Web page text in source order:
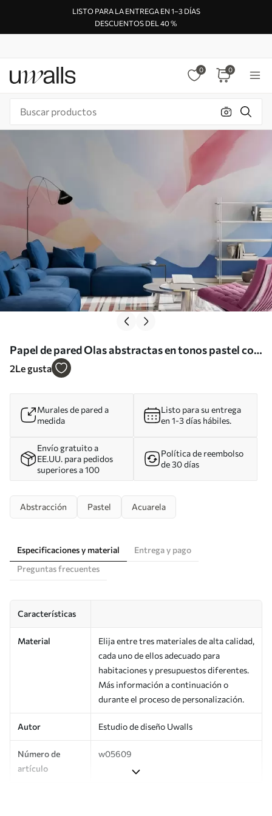
LISTO PARA LA ENTREGA EN 1–3 DÍAS
DESCUENTOS DEL 40 %
0 0
Papel de pared Olas abstractas en tonos pastel con
suaves degradados de rosa y azul al estilo de la
2Le gusta
Murales de pared a
medida
Listo para su entrega
en 1-3 días hábiles.
Envío gratuito a
EE.UU. para pedidos
superiores a 100
Política de reembolso
de 30 días
Abstracción Pastel Acuarela
Especificaciones y material
Entrega y pago
Preguntas frecuentes
Características
Material
Elija entre tres materiales de alta calidad,
cada uno de ellos adecuado para
habitaciones y presupuestos diferentes.
Más información a continuación o
durante el proceso de personalización.
Autor Estudio de diseño Uwalls
Número de
artículo
w05609